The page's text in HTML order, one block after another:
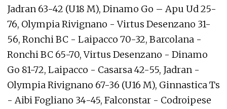
Jadran 63-42 (U18 M), Dinamo Go – Apu Ud 25-
76, Olympia Rivignano - Virtus Desenzano 31-
56, Ronchi BC - Laipacco 70-32, Barcolana -
Ronchi BC 65-70, Virtus Desenzano - Dinamo
Go 81-72, Laipacco - Casarsa 42-55, Jadran -
Olympia Rivignano 67-36 (U16 M), Ginnastica Ts
- Aibi Fogliano 34-45, Falconstar - Codroipese